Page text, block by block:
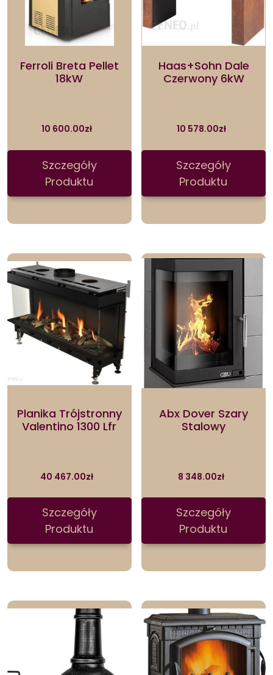
Ferroli Breta Pellet
18kW
10 600.00zł
Szczegóły
Produktu
Haas+Sohn Dale
Czerwony 6kW
10 578.00zł
Szczegóły
Produktu
Planika Trójstronny
Valentino 1300 Lfr
40 467.00zł
Szczegóły
Produktu
Abx Dover Szary
Stalowy
8 348.00zł
Szczegóły
Produktu